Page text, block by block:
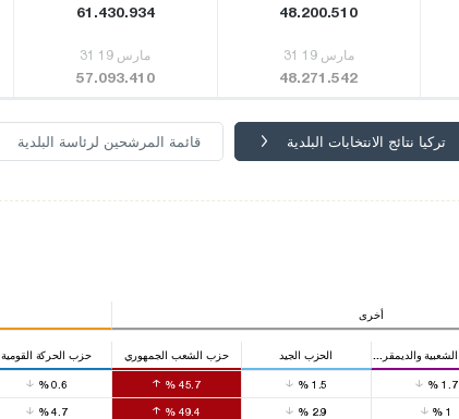
61.430.934 48.200.510
31 مارس 19
57.093.410
31 مارس 19
48.271.542
قائمة المرشحين لرئاسة البلدية تركيا نتائج الانتخابات البلدية
أخرى
حزب الحركة القومية حزب الشعب الجمهوري الحزب الجيد
%0.6 %45.7 %1.5 %1.7
%4.7 %49.4 %2.9 % 1